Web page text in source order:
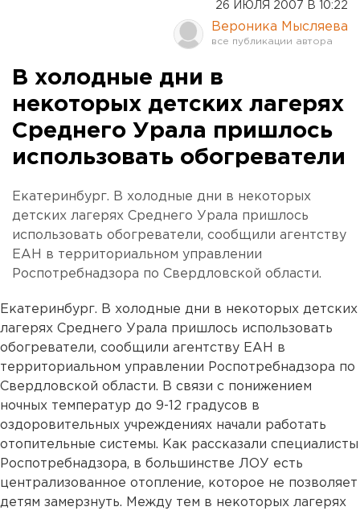
26 ИЮЛЯ 2007 В 10:22
Вероника Мысляева
В холодные дни в
некоторых детских лагерях
Среднего Урала пришлось
использовать обогреватели
Екатеринбург. В холодные дни в некоторых
детских лагерях Среднего Урала пришлось
использовать обогреватели, сообщили агентству
ЕАН в территориальном управлении
Роспотребнадзора по Свердловской области.
Екатеринбург. В холодные дни в некоторых детских
лагерях Среднего Урала пришлось использовать
обогреватели, сообщили агентству ЕАН в
территориальном управлении Роспотребнадзора по
Свердловской области. В связи с понижением
ночных температур до 9-12 градусов в
оздоровительных учреждениях начали работать
отопительные системы. Как рассказали специалисты
Роспотребнадзора, в большинстве ЛОУ есть
централизованное отопление, которое не позволяет
детям замерзнуть. Между тем в некоторых лагерях